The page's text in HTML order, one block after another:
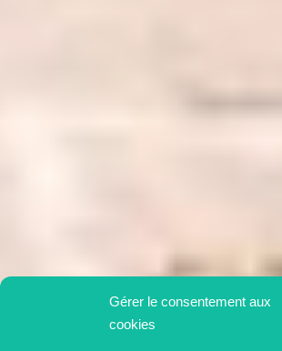
Gérer le consentement aux
cookies